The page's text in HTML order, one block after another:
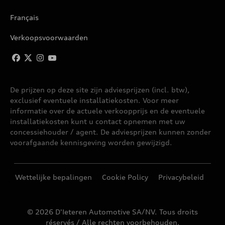
Q8
Q8 SUV
RS 3
RS E-TRON GT
Français
Verkoopsvoorwaarden
De prijzen op deze site zijn adviesprijzen (incl. btw),
exclusief eventuele installatiekosten. Voor meer
informatie over de actuele verkoopprijs en de eventuele
installatiekosten kunt u contact opnemen met uw
concessiehouder / agent. De adviesprijzen kunnen zonder
voorafgaande kennisgeving worden gewijzigd.
Wettelijke bepalingen Cookie Policy Privacybeleid
© 2026 D'Ieteren Automotive SA/NV. Tous droits
réservés / Alle rechten voorbehouden.